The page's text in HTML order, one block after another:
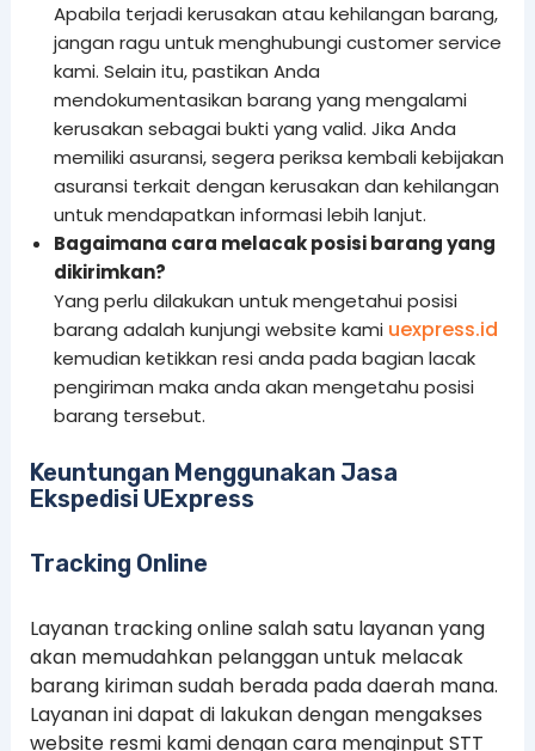
Apabila terjadi kerusakan atau kehilangan barang,
jangan ragu untuk menghubungi customer service
kami. Selain itu, pastikan Anda
mendokumentasikan barang yang mengalami
kerusakan sebagai bukti yang valid. Jika Anda
memiliki asuransi, segera periksa kembali kebijakan
asuransi terkait dengan kerusakan dan kehilangan
untuk mendapatkan informasi lebih lanjut.
Bagaimana cara melacak posisi barang yang
dikirimkan?
Yang perlu dilakukan untuk mengetahui posisi
barang adalah kunjungi website kami uexpress.id
kemudian ketikkan resi anda pada bagian lacak
pengiriman maka anda akan mengetahu posisi
barang tersebut.
Keuntungan Menggunakan Jasa
Ekspedisi UExpress
Tracking Online
Layanan tracking online salah satu layanan yang
akan memudahkan pelanggan untuk melacak
barang kiriman sudah berada pada daerah mana.
Layanan ini dapat di lakukan dengan mengakses
website resmi kami dengan cara menginput STT